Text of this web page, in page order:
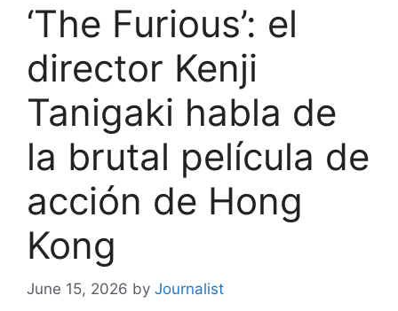
‘The Furious’: el
director Kenji
Tanigaki habla de
la brutal película de
acción de Hong
Kong
June 15, 2026 by Journalist